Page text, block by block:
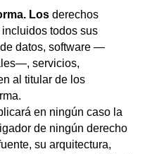
Los derechos
todos sus
datos, software —
servicios,
al titular de los
en ningún caso la
de ningún derecho
su arquitectura,